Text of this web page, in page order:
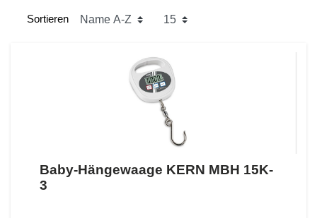
Sortieren
Baby-Hängewaage KERN MBH 15K-
3